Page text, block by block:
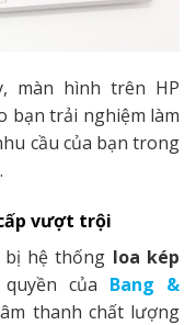
màn hình trên HP
bạn trải nghiệm làm
cầu của bạn trong
vượt trội
bị hệ thống loa kép
của Bang &
thanh chất lượng